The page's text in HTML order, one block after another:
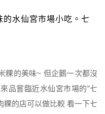
水仙宮市場小吃。七
粿的美味~ 但企鵝一次都沒
品嘗臨近水仙宮市場的”七
粿的店可以做比較 看一下七